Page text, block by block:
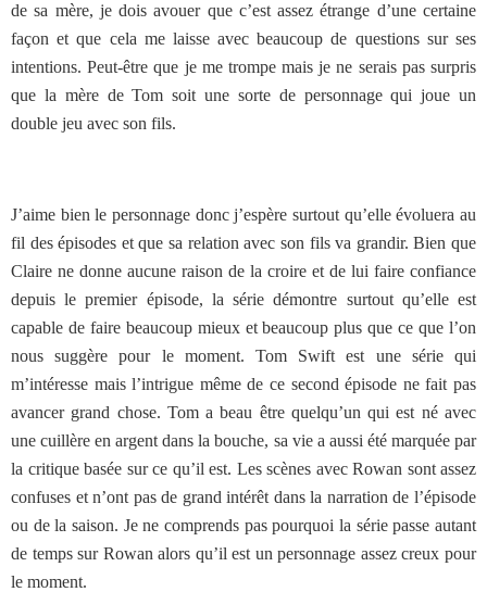
de sa mère, je dois avouer que c’est assez étrange d’une certaine
façon et que cela me laisse avec beaucoup de questions sur ses
intentions. Peut-être que je me trompe mais je ne serais pas surpris
que la mère de Tom soit une sorte de personnage qui joue un
double jeu avec son fils.
J’aime bien le personnage donc j’espère surtout qu’elle évoluera au
fil des épisodes et que sa relation avec son fils va grandir. Bien que
Claire ne donne aucune raison de la croire et de lui faire confiance
depuis le premier épisode, la série démontre surtout qu’elle est
capable de faire beaucoup mieux et beaucoup plus que ce que l’on
nous suggère pour le moment. Tom Swift est une série qui
m’intéresse mais l’intrigue même de ce second épisode ne fait pas
avancer grand chose. Tom a beau être quelqu’un qui est né avec
une cuillère en argent dans la bouche, sa vie a aussi été marquée par
la critique basée sur ce qu’il est. Les scènes avec Rowan sont assez
confuses et n’ont pas de grand intérêt dans la narration de l’épisode
ou de la saison. Je ne comprends pas pourquoi la série passe autant
de temps sur Rowan alors qu’il est un personnage assez creux pour
le moment.